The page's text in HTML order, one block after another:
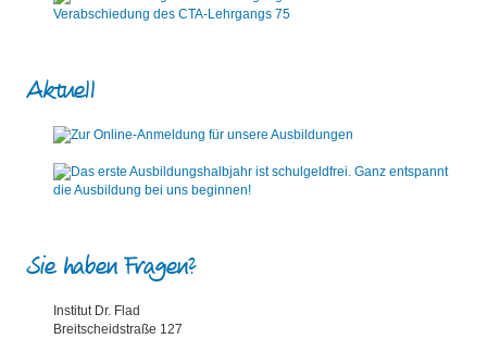
Verabschiedung des CTA-Lehrgangs 75
Aktuell
Sie haben Fragen?
Institut Dr. Flad
Breitscheidstraße 127